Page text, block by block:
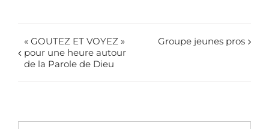
« GOUTEZ ET VOYEZ »
pour une heure autour
de la Parole de Dieu
Groupe jeunes pros